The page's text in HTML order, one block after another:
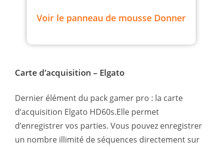
Voir le panneau de mousse Donner
Carte d’acquisition – Elgato
Dernier élément du pack gamer pro : la carte
d’acquisition Elgato HD60s.Elle permet
d’enregistrer vos parties. Vous pouvez enregistrer
un nombre illimité de séquences directement sur